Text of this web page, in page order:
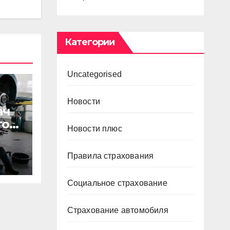
Категории
Uncategorised
Новости
Новости плюс
Правила страхования
Социальное страхование
Страхование автомобиля